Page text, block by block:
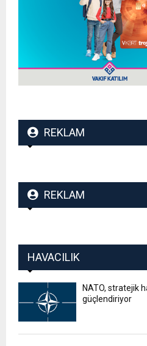
REKLAM
REKLAM
HAVACILIK
NATO, stratejik
güçlendiriyor